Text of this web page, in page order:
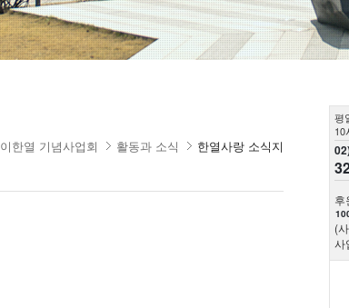
평
10
후
(
사
이한열 기념사업회 활동과 소식 한열사랑 소식지